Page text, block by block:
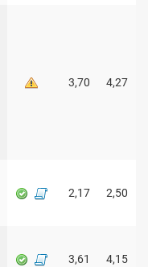
3,70 4,27
2,17 2,50
3,61 4,15